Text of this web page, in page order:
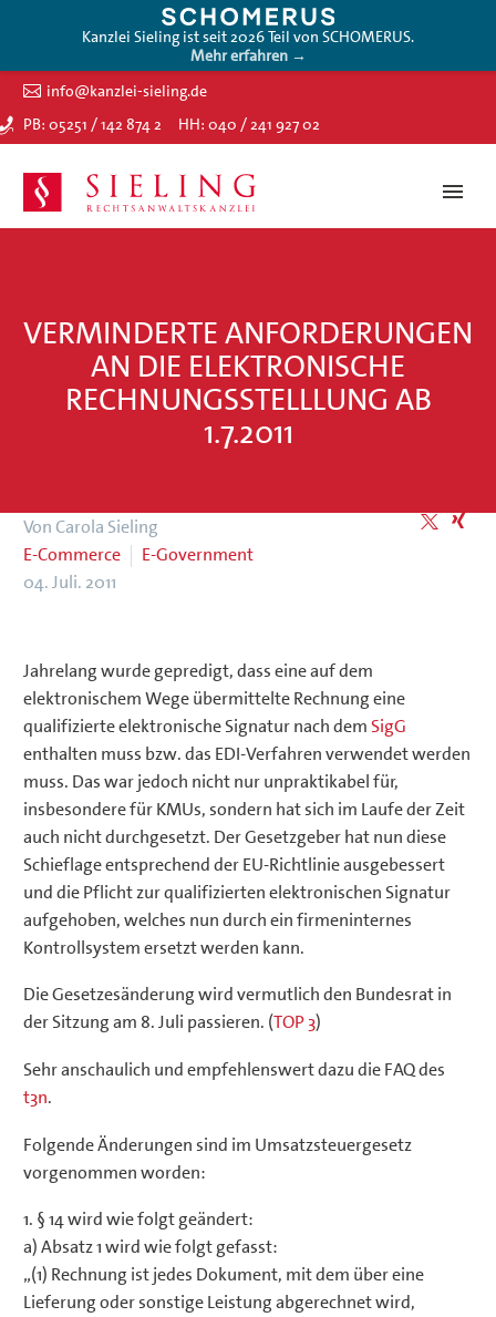
Kanzlei Sieling ist seit 2026 Teil von SCHOMERUS.
Mehr erfahren →
info@kanzlei-sieling.de
PB: 05251 / 142 874 2
HH: 040 / 241 927 02
VERMINDERTE ANFORDERUNGEN
AN DIE ELEKTRONISCHE
RECHNUNGSSTELLLUNG AB
1.7.2011
Von Carola Sieling
E-Commerce
E-Government
04. Juli. 2011
Jahrelang wurde gepredigt, dass eine auf dem
elektronischem Wege übermittelte Rechnung eine
qualifizierte elektronische Signatur nach demSigG
enthalten muss bzw. das EDI-Verfahren verwendet werden
muss. Das war jedoch nicht nur unpraktikabel für,
insbesondere für KMUs, sondern hat sich im Laufe der Zeit
auch nicht durchgesetzt. Der Gesetzgeber hat nun diese
Schieflage entsprechend der EU-Richtlinie ausgebessert
und die Pflicht zur qualifizierten elektronischen Signatur
aufgehoben, welches nun durch ein firmeninternes
Kontrollsystem ersetzt werden kann.
Die Gesetzesänderung wird vermutlich den Bundesrat in
der Sitzung am 8. Juli passieren. (TOP 3)
Sehr anschaulich und empfehlenswert dazu die FAQ des
t3n.
Folgende Änderungen sind im Umsatzsteuergesetz
vorgenommen worden:
1. § 14 wird wie folgt geändert:
a) Absatz 1 wird wie folgt gefasst:
„(1) Rechnung ist jedes Dokument, mit dem über eine
Lieferung oder sonstige Leistung abgerechnet wird,